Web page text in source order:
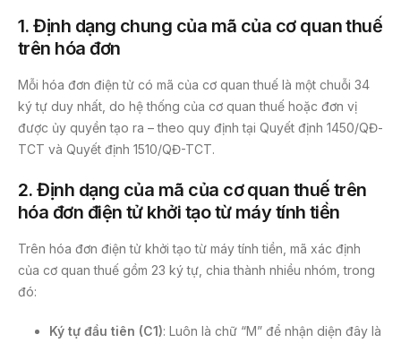
1. Định dạng chung của mã của cơ quan thuế
trên hóa đơn
Mỗi hóa đơn điện tử có mã của cơ quan thuế là một chuỗi 34
ký tự duy nhất, do hệ thống của cơ quan thuế hoặc đơn vị
được ủy quyền tạo ra – theo quy định tại Quyết định 1450/QĐ-
TCT và Quyết định 1510/QĐ-TCT.
2. Định dạng của mã của cơ quan thuế trên
hóa đơn điện tử khởi tạo từ máy tính tiền
Trên hóa đơn điện tử khởi tạo từ máy tính tiền, mã xác định
của cơ quan thuế gồm 23 ký tự, chia thành nhiều nhóm, trong
đó:
Ký tự đầu tiên (C1): Luôn là chữ “M” để nhận diện đây là